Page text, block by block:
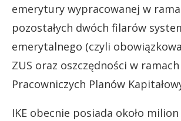
emerytury wypracowanej w
pozostałych dwóch filarów
emerytalnego (czyli
ZUS oraz oszczędności w
Pracowniczych Planów
IKE obecnie posiada około